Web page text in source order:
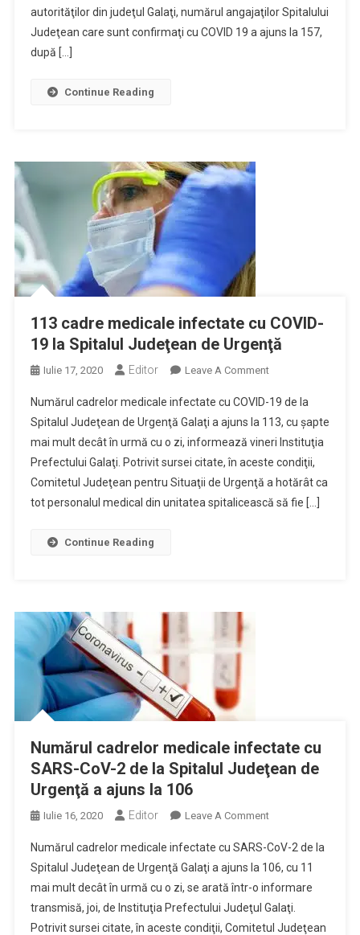
Spitalului
Județean
autorităţilor din judeţul Galaţi, numărul angajaţilor Spitalului
Judeţean care sunt confirmaţi cu COVID 19 a ajuns la 157,
după […]
Continue Reading
113 cadre medicale infectate cu COVID-
19 la Spitalul Judeţean de Urgenţă
Iulie 17, 2020 Editor Leave A CommentOn
Cadre
Medicale
Infectate
Cu
COVID-
19
Numărul cadrelor medicale infectate cu COVID-19 de la
Spitalul Judeţean de Urgenţă Galaţi a ajuns la 113, cu şapte
mai mult decât în urmă cu o zi, informează vineri Instituţia
Prefectului Galaţi. Potrivit sursei citate, în aceste condiţii,
Comitetul Judeţean pentru Situaţii de Urgenţă a hotărât ca
tot personalul medical din unitatea spitalicească să fie […]
Continue Reading
Numărul cadrelor medicale infectate cu
SARS-CoV-2 de la Spitalul Judeţean de
Urgenţă a ajuns la 106
Iulie 16, 2020 Editor Leave A CommentOn
Cadrelor
Medicale
Infectate
Cu
SARS-
Numărul cadrelor medicale infectate cu SARS-CoV-2 de la
Spitalul Judeţean de Urgenţă Galaţi a ajuns la 106, cu 11
mai mult decât în urmă cu o zi, se arată într-o informare
transmisă, joi, de Instituţia Prefectului Judeţul Galaţi.
Potrivit sursei citate, în aceste condiţii, Comitetul Judeţean